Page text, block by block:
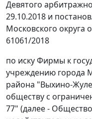
Девятого
29.10.2018 и
Московского округа
61061/2018
по иску Фирмы к
учреждению города
района "Выхино-
обществу с
77" (далее -